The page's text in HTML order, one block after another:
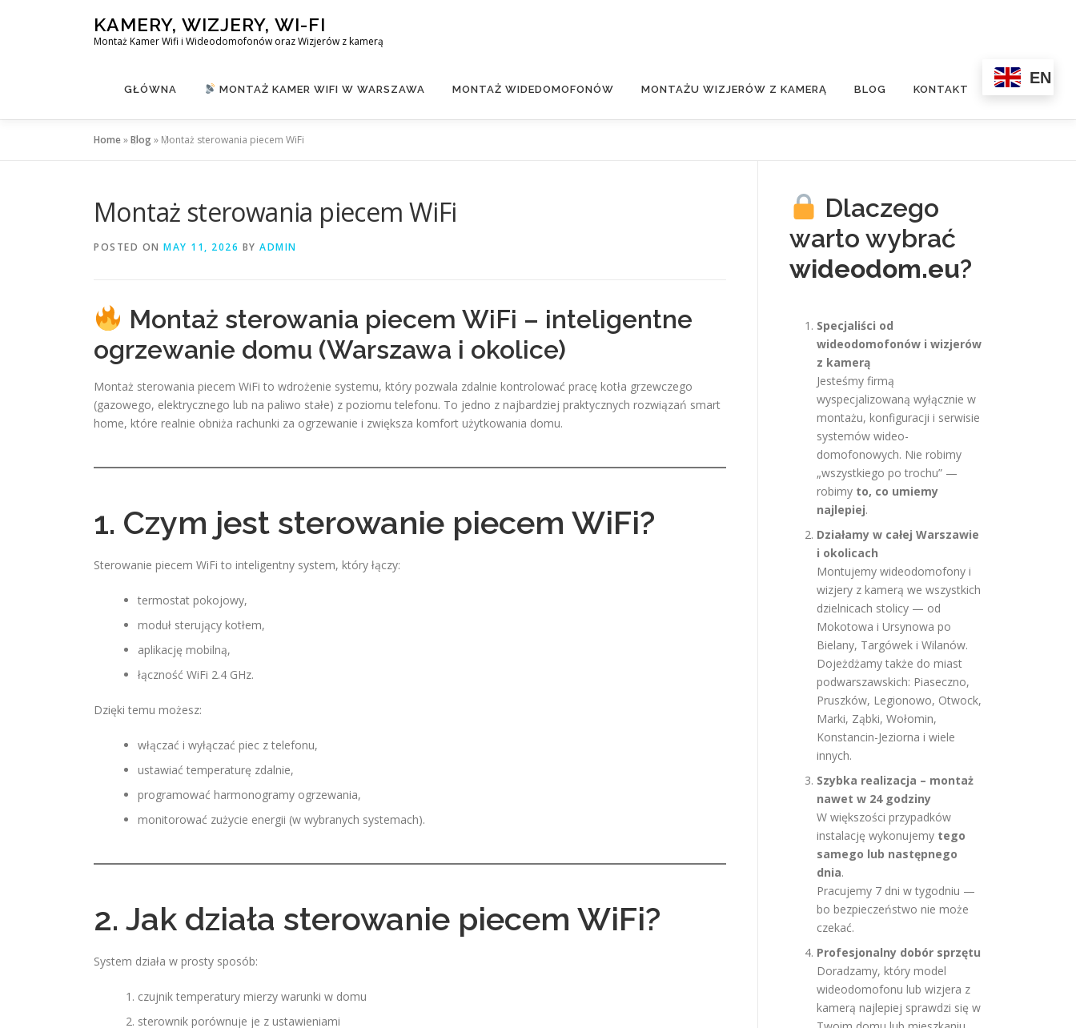
KAMERY, WIZJERY, WI-FI
Montaż Kamer Wifi i Wideodomofonów oraz Wizjerów z kamerą
GŁÓWNA MONTAŻ KAMER WIFI W WARSZAWA MONTAŻ WIDEDOMOFONÓW MONTAŻU WIZJERÓW Z KAMERĄ BLOG KONTAKT
EN
Home»Blog» Montaż sterowania piecem WiFi
Montaż sterowania piecem WiFi
POSTED ON MAY 11, 2026 BY ADMIN
Montaż sterowania piecem WiFi – inteligentne
ogrzewanie domu (Warszawa i okolice)
Montaż sterowania piecem WiFi to wdrożenie systemu, który pozwala zdalnie kontrolować pracę kotła grzewczego
(gazowego, elektrycznego lub na paliwo stałe) z poziomu telefonu. To jedno z najbardziej praktycznych rozwiązań smart
home, które realnie obniża rachunki za ogrzewanie i zwiększa komfort użytkowania domu.
1. Czym jest sterowanie piecem WiFi?
Sterowanie piecem WiFi to inteligentny system, który łączy:
termostat pokojowy,
moduł sterujący kotłem,
aplikację mobilną,
łączność WiFi 2.4 GHz.
Dzięki temu możesz:
włączać i wyłączać piec z telefonu,
ustawiać temperaturę zdalnie,
programować harmonogramy ogrzewania,
monitorować zużycie energii (w wybranych systemach).
2. Jak działa sterowanie piecem WiFi?
System działa w prosty sposób:
czujnik temperatury mierzy warunki w domu
sterownik porównuje je z ustawieniami
Dlaczego
warto wybrać
wideodom.eu?
Specjaliści od
wideodomofonów i wizjerów
z kamerą
Jesteśmy firmą
wyspecjalizowaną wyłącznie w
montażu, konfiguracji i serwisie
systemów wideo-
domofonowych. Nie robimy
„wszystkiego po trochu” —
robimy to, co umiemy
najlepiej.
Działamy w całej Warszawie
i okolicach
Montujemy wideodomofony i
wizjery z kamerą we wszystkich
dzielnicach stolicy — od
Mokotowa i Ursynowa po
Bielany, Targówek i Wilanów.
Dojeżdżamy także do miast
podwarszawskich: Piaseczno,
Pruszków, Legionowo, Otwock,
Marki, Ząbki, Wołomin,
Konstancin-Jeziorna i wiele
innych.
Szybka realizacja – montaż
nawet w 24 godziny
W większości przypadków
instalację wykonujemy tego
samego lub następnego
dnia.
Pracujemy 7 dni w tygodniu —
bo bezpieczeństwo nie może
czekać.
Profesjonalny dobór sprzętu
Doradzamy, który model
wideodomofonu lub wizjera z
kamerą najlepiej sprawdzi się w